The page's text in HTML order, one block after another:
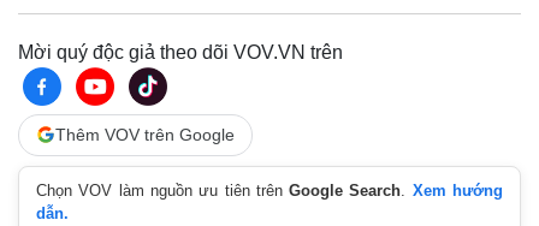
Cuộc sống đó đây
Hồ sơ
Ảnh
Mời quý độc giả theo dõi VOV.VN trên
Thêm VOV trên Google
Chọn VOV làm nguồn ưu tiên trênGoogle Search
Xem hướng
dẫn.